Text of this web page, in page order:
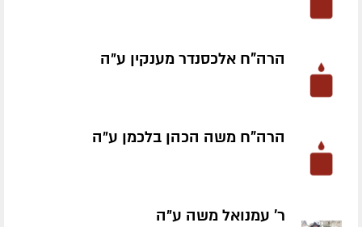
הרה"ח אלכסנדר מענקין ע״ה
הרה"ח משה הכהן בלכמן ע״ה
ר' עמנואל משה ע״ה